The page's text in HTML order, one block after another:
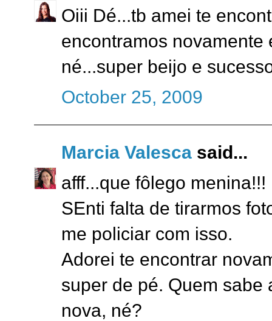
Oiii Dé...tb amei te
encontramos
né...super beijo e
October 25, 2009
Marcia Valesca said...
afff...que fôlego menina!!!
SEnti falta de tirarmos
me policiar com isso.
Adorei te encontrar
super de pé. Quem sabe
nova, né?